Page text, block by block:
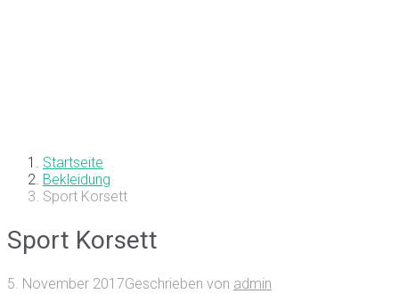
Startseite
Bekleidung
Sport Korsett
Sport Korsett
5. November 2017Geschrieben von admin